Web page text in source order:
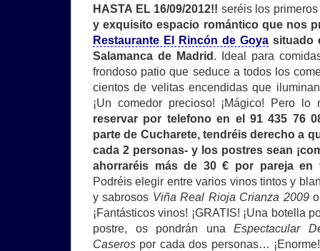
HASTA EL 16/09/2012!! seréis los
y exquisito espacio romántico que nos
Restaurante El Rincón de Goyasituado
Salamanca de Madrid . Ideal para
frondoso patio que seduce a todos los
cientos de velitas encendidas que
¡Un comedor precioso! ¡Mágico! Pero
reservar por telefono en el 91 435 76
parte de Cucharete, tendréis derecho a
cada 2 personas- y los postres sean
ahorraréis más de 30 € por pareja en
Podréis elegir entre varios vinos tintos y
y sabrosos Viña Real Rioja Crianza 2009
¡Fantásticos vinos! ¡GRATIS! ¡Una botella
postre, os pondrán unaEspectacular
Caseros por cada dos personas…